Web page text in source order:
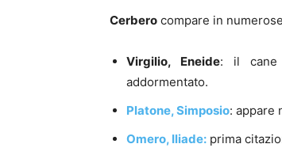
Cerbero compare in
Virgilio, Eneide: il cane
addormentato.
Platone, Simposio: appare
Omero, Iliade: prima